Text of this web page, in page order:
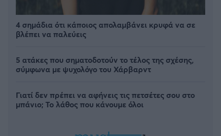
4 σημάδια ότι κάποιος απολαμβάνει κρυφά να σε
βλέπει να παλεύεις
5 ατάκες που σηματοδοτούν το τέλος της σχέσης,
σύμφωνα με ψυχολόγο του Χάρβαρντ
Γιατί δεν πρέπει να αφήνεις τις πετσέτες σου στο
μπάνιο; Το λάθος που κάνουμε όλοι